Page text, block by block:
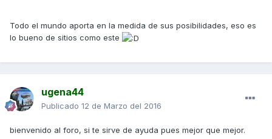
Todo el mundo aporta en la medida de sus posibilidades, eso es
lo bueno de sitios como este
ugena44
Publicado 12 de Marzo del 2016
bienvenido al foro, si te sirve de ayuda pues mejor que mejor.